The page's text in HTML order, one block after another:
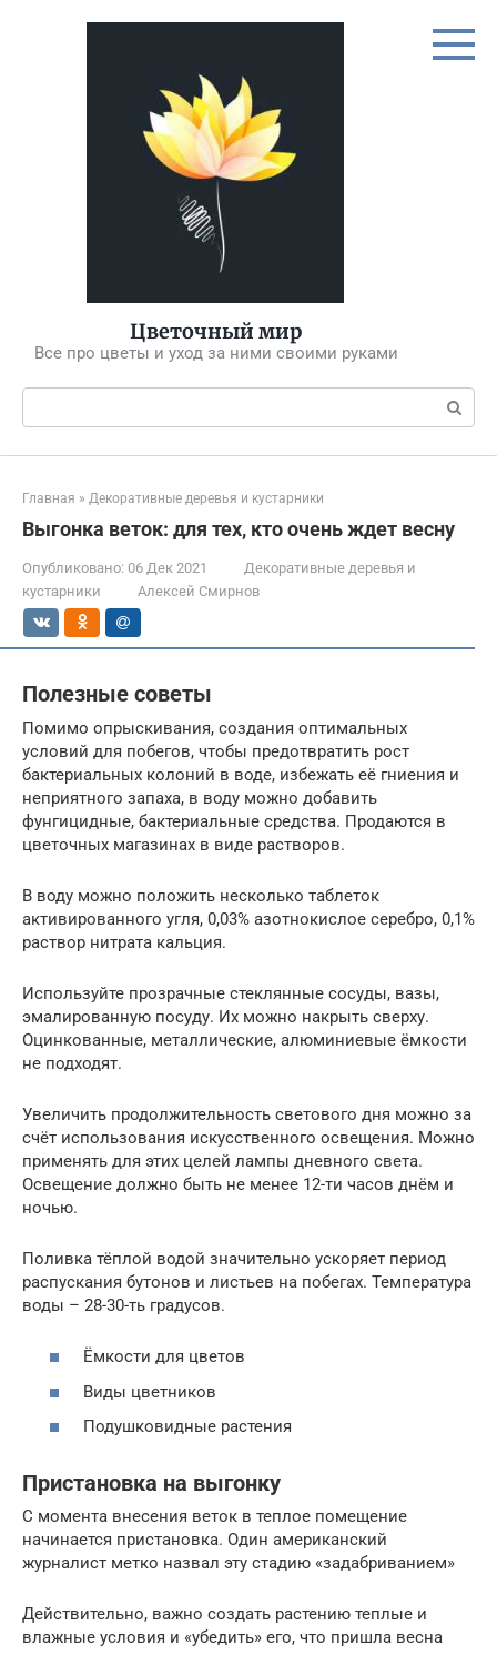
Цветочный мир
Все про цветы и уход за ними своими руками
Поиск:
Главная » Декоративные деревья и кустарники
Выгонка веток: для тех, кто очень ждет весну
Опубликовано: 06 Дек 2021
Декоративные деревья и
кустарники
Алексей Смирнов
Полезные советы
Помимо опрыскивания, создания оптимальных
условий для побегов, чтобы предотвратить рост
бактериальных колоний в воде, избежать её гниения и
неприятного запаха, в воду можно добавить
фунгицидные, бактериальные средства. Продаются в
цветочных магазинах в виде растворов.
В воду можно положить несколько таблеток
активированного угля, 0,03% азотнокислое серебро, 0,1%
раствор нитрата кальция.
Используйте прозрачные стеклянные сосуды, вазы,
эмалированную посуду. Их можно накрыть сверху.
Оцинкованные, металлические, алюминиевые ёмкости
не подходят.
Увеличить продолжительность светового дня можно за
счёт использования искусственного освещения. Можно
применять для этих целей лампы дневного света.
Освещение должно быть не менее 12-ти часов днём и
ночью.
Поливка тёплой водой значительно ускоряет период
распускания бутонов и листьев на побегах. Температура
воды – 28-30-ть градусов.
Ёмкости для цветов
Виды цветников
Подушковидные растения
Пристановка на выгонку
С момента внесения веток в теплое помещение
начинается пристановка. Один американский
журналист метко назвал эту стадию «задабриванием»
Действительно, важно создать растению теплые и
влажные условия и «убедить» его, что пришла весна